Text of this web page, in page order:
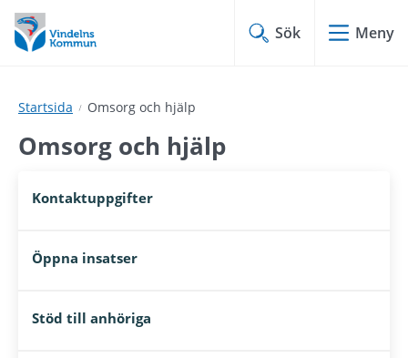
Hoppa
till
innehåll
Hoppa
till
undermeny
Sök Meny
Startsida Omsorg och hjälp
Omsorg och hjälp
Kontaktuppgifter
Öppna insatser
Stöd till anhöriga